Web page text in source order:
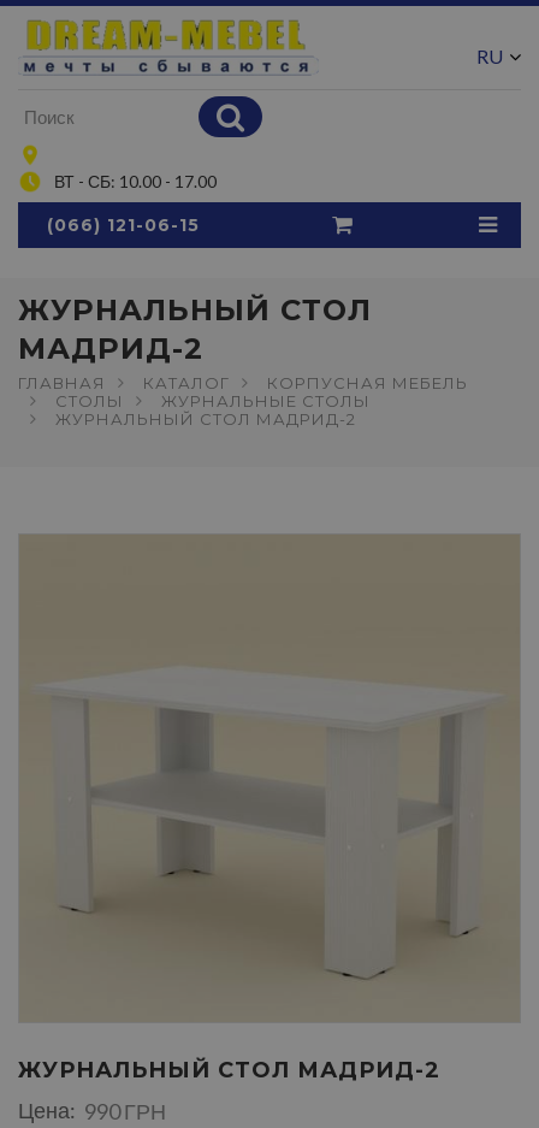
ВТ - СБ: 10.00 - 17.00
RU
(066) 121-06-15
ЖУРНАЛЬНЫЙ СТОЛ
МАДРИД-2
ГЛАВНАЯ КАТАЛОГ
КОРПУСНАЯ МЕБЕЛЬ
СТОЛЫ
ЖУРНАЛЬНЫЕ СТОЛЫ
ЖУРНАЛЬНЫЙ СТОЛ МАДРИД-2
ЖУРНАЛЬНЫЙ СТОЛ МАДРИД-2
Цена: 990 ГРН